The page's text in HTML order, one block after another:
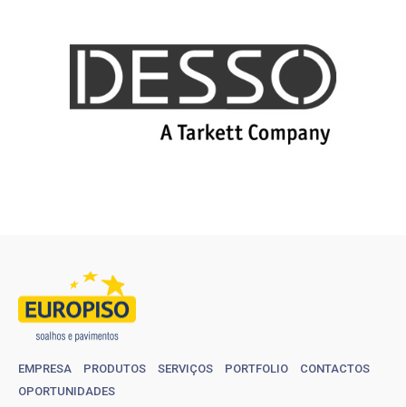
EMPRESA PRODUTOS SERVIÇOS PORTFOLIO
CONTACTOS
OPORTUNIDADES